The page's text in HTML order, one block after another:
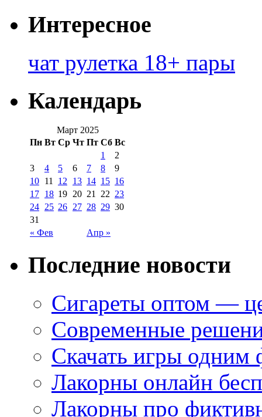
Интересное
чат рулетка 18+ пары
Календарь
Март 2025
Пн Вт Ср Чт Пт Сб Вс
« Фев Апр »
1
2
3
4 5 6 7 8
9
10 11 12 13 14 15 16
17 18 19 20 21 22 23
24 25 26 27 28 29 30
31
Последние новости
Сигареты оптом —
Современные
Скачать игры одним
Лакорны онлайн
Лакорны про